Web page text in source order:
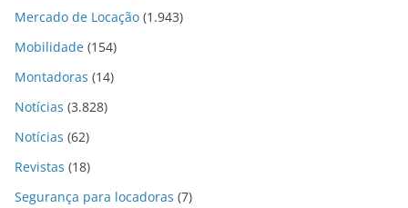
Mercado de Locação (1.943)
Mobilidade (154)
Montadoras (14)
Notícias (3.828)
Notícias (62)
Revistas (18)
Segurança para locadoras (7)